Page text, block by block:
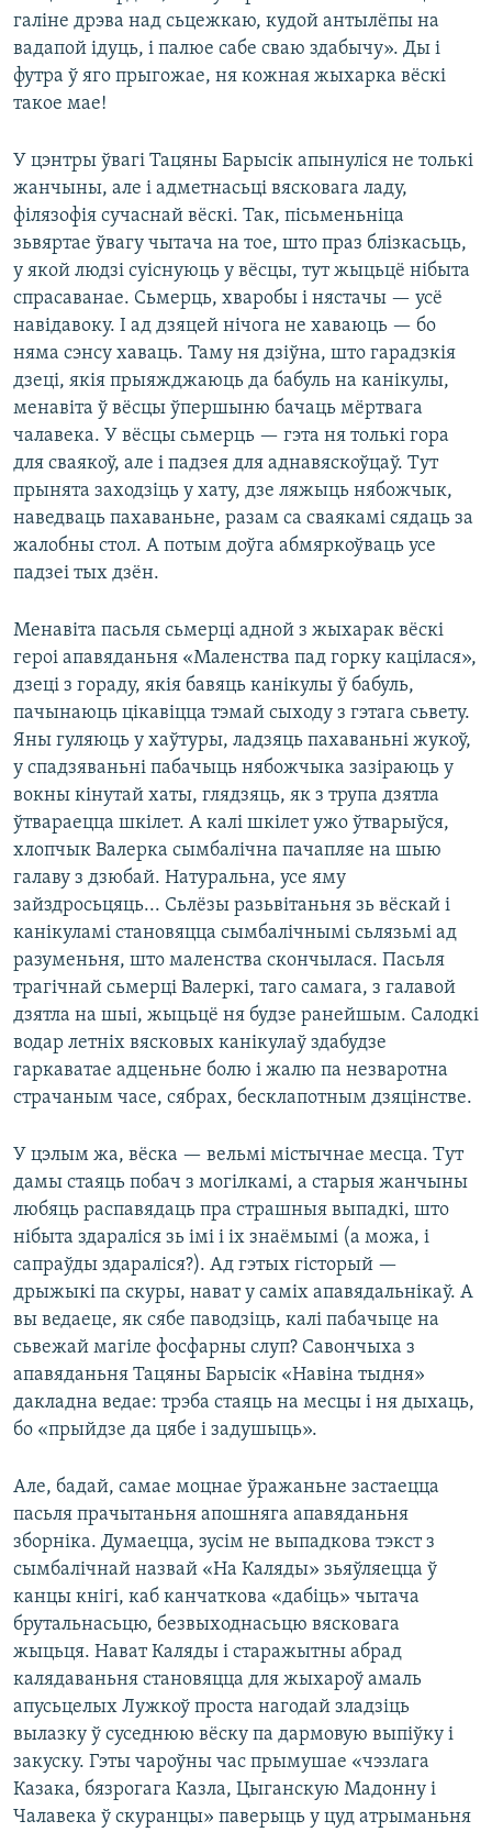
галіне дрэва над сьцежкаю, кудой антылёпы на
вадапой ідуць, і палюе сабе сваю здабычу». Ды і
футра ў яго прыгожае, ня кожная жыхарка вёскі
такое мае!
У цэнтры ўвагі Тацяны Барысік апынуліся не толькі
жанчыны, але і адметнасьці вясковага ладу,
філязофія сучаснай вёскі. Так, пісьменьніца
зьвяртае ўвагу чытача на тое, што праз блізкасьць,
у якой людзі суіснуюць у вёсцы, тут жыцьцё нібыта
спрасаванае. Сьмерць, хваробы і нястачы — усё
навідавоку. І ад дзяцей нічога не хаваюць — бо
няма сэнсу хаваць. Таму ня дзіўна, што гарадзкія
дзеці, якія прыяжджаюць да бабуль на канікулы,
менавіта ў вёсцы ўпершыню бачаць мёртвага
чалавека. У вёсцы сьмерць — гэта ня толькі гора
для сваякоў, але і падзея для аднавяскоўцаў. Тут
прынята заходзіць у хату, дзе ляжыць нябожчык,
наведваць пахаваньне, разам са сваякамі сядаць за
жалобны стол. А потым доўга абмяркоўваць усе
падзеі тых дзён.
Менавіта пасьля сьмерці адной з жыхарак вёскі
героі апавяданьня «Маленства пад горку кацілася»,
дзеці з гораду, якія бавяць канікулы ў бабуль,
пачынаюць цікавіцца тэмай сыходу з гэтага сьвету.
Яны гуляюць у хаўтуры, ладзяць пахаваньні жукоў,
у спадзяваньні пабачыць нябожчыка зазіраюць у
вокны кінутай хаты, глядзяць, як з трупа дзятла
ўтвараецца шкілет. А калі шкілет ужо ўтварыўся,
хлопчык Валерка сымбалічна пачапляе на шыю
галаву з дзюбай. Натуральна, усе яму
зайздросьцяць... Сьлёзы разьвітаньня зь вёскай і
канікуламі становяцца сымбалічнымі сьлязьмі ад
разуменьня, што маленства скончылася. Пасьля
трагічнай сьмерці Валеркі, таго самага, з галавой
дзятла на шыі, жыцьцё ня будзе ранейшым. Салодкі
водар летніх вясковых канікулаў здабудзе
гаркаватае адценьне болю і жалю па незваротна
страчаным часе, сябрах, бесклапотным дзяцінстве.
У цэлым жа, вёска — вельмі містычнае месца. Тут
дамы стаяць побач з могілкамі, а старыя жанчыны
любяць распавядаць пра страшныя выпадкі, што
нібыта здараліся зь імі і іх знаёмымі (а можа, і
сапраўды здараліся?). Ад гэтых гісторый —
дрыжыкі па скуры, нават у саміх апавядальнікаў. А
вы ведаеце, як сябе паводзіць, калі пабачыце на
сьвежай магіле фосфарны слуп? Савончыха з
апавяданьня Тацяны Барысік «Навіна тыдня»
дакладна ведае: трэба стаяць на месцы і ня дыхаць,
бо «прыйдзе да цябе і задушыць».
Але, бадай, самае моцнае ўражаньне застаецца
пасьля прачытаньня апошняга апавяданьня
зборніка. Думаецца, зусім не выпадкова тэкст з
сымбалічнай назвай «На Каляды» зьяўляецца ў
канцы кнігі, каб канчаткова «дабіць» чытача
брутальнасьцю, безвыходнасьцю вясковага
жыцьця. Нават Каляды і старажытны абрад
калядаваньня становяцца для жыхароў амаль
апусьцелых Лужкоў проста нагодай зладзіць
вылазку ў суседнюю вёску па дармовую выпіўку і
закуску. Гэты чароўны час прымушае «чэзлага
Казака, бязрогага Казла, Цыганскую Мадонну і
Чалавека ў скуранцы» паверыць у цуд атрыманьня